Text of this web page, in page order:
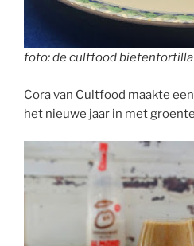
foto: de cultfood bietentortilla
Cora van Cultfood maakte een
het nieuwe jaar in met